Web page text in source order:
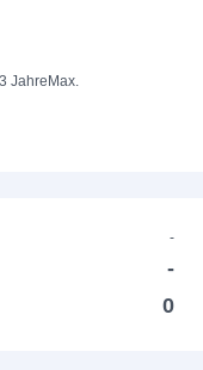
3 Jahre Max.
-
-
0